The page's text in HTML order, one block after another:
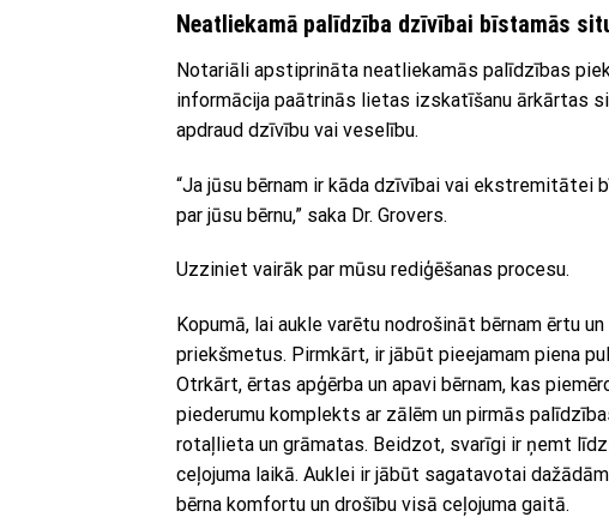
Neatliekamā palīdzība dzīvībai bīstamās
Notariāli apstiprināta neatliekamās palīdzības
informācija paātrinās lietas izskatīšanu ārkārtas
apdraud dzīvību vai veselību.
“Ja jūsu bērnam ir kāda dzīvībai vai
par jūsu bērnu,” ​​saka Dr. Grovers.
Uzziniet vairāk par mūsu rediģēšanas procesu.
Kopumā, lai aukle varētu nodrošināt bērnam ērtu
priekšmetus. Pirmkārt, ir jābūt pieejamam piena
Otrkārt, ērtas apģērba un apavi bērnam, kas
piederumu komplekts ar zālēm un pirmās
rotaļlieta un grāmatas. Beidzot, svarīgi ir ņemt
ceļojuma laikā. Auklei ir jābūt sagatavotai
bērna komfortu un drošību visā ceļojuma gaitā.